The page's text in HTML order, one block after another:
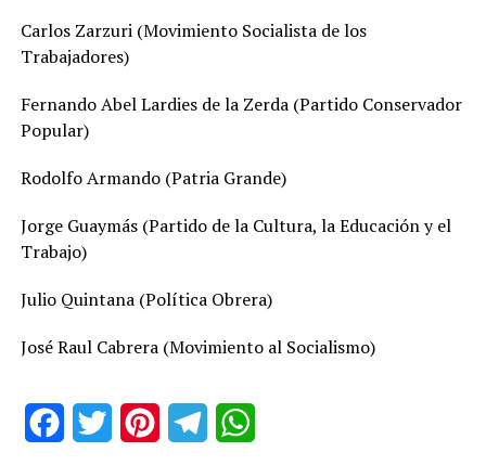
Carlos Zarzuri (Movimiento Socialista de los
Trabajadores)
Fernando Abel Lardies de la Zerda (Partido Conservador
Popular)
Rodolfo Armando (Patria Grande)
Jorge Guaymás (Partido de la Cultura, la Educación y el
Trabajo)
Julio Quintana (Política Obrera)
José Raul Cabrera (Movimiento al Socialismo)
FacebookTwitter PinterestTelegram